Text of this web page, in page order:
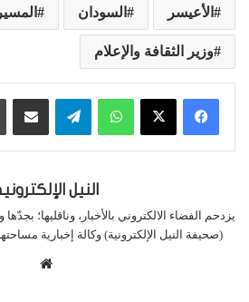
الأعيسر السودان
وزير الثقافة والإعلام
واتساب تيلقرام مشاركة
النيل
يزدحم الفضاء الالكتروني بالأخبار، وناقليها؛
(صحيفة النيل الإلكترونية) وكالة إخبارية